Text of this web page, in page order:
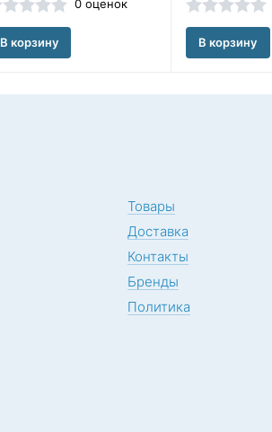
0 оценок
В корзину В корзину
Товары
Доставка
Контакты
Бренды
Политика